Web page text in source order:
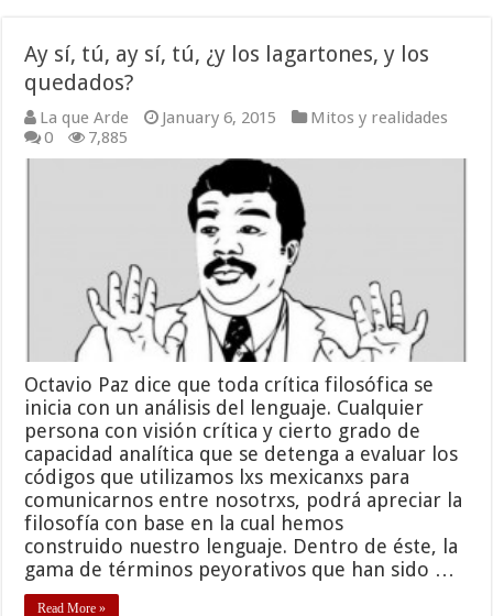
Ay sí, tú, ay sí, tú, ¿y los lagartones, y los
quedados?
La que Arde January 6, 2015
Mitos y realidades
0
7,885
Octavio Paz dice que toda crítica filosófica se
inicia con un análisis del lenguaje. Cualquier
persona con visión crítica y cierto grado de
capacidad analítica que se detenga a evaluar los
códigos que utilizamos lxs mexicanxs para
comunicarnos entre nosotrxs, podrá apreciar la
filosofía con base en la cual hemos
construido nuestro lenguaje. Dentro de éste, la
gama de términos peyorativos que han sido …
Read More »